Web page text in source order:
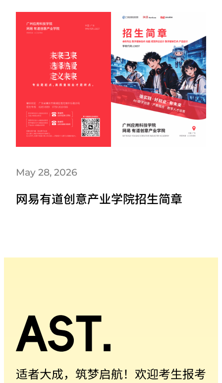
May 28, 2026
网易有道创意产业学院招生简章
适者大成，筑梦启航！欢迎考生报考